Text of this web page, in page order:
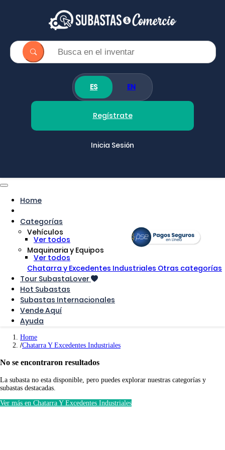
ES EN
Regístrate
Inicia Sesión
Home
Categorías
Vehículos
Ver todos
Maquinaria y Equipos
Ver todos
Chatarra y Excedentes Industriales Otras categorías
Tour SubastaLover
Hot Subastas
Subastas Internacionales
Vende Aquí
Ayuda
Home
Chatarra Y Excedentes Industriales
No se encontraron resultados
La subasta no esta disponible, pero puedes explorar nuestras categorías y
subastas destacadas.
Ver más en Chatarra Y Excedentes Industriales